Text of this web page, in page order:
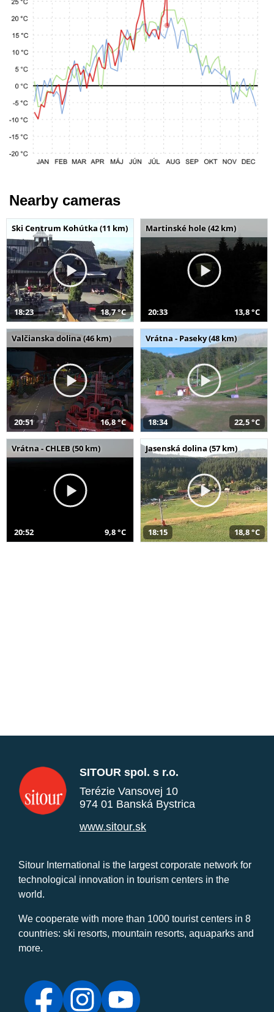
Nearby cameras
Ski Centrum Kohútka (11 km)
18:23 18,7 °C
Martinské hole (42 km)
20:33 13,8 °C
Valčianska dolina (46 km)
20:51 16,8 °C
Vrátna - Paseky (48 km)
18:34 22,5 °C
Vrátna - CHLEB (50 km)
20:52 9,8 °C
Jasenská dolina (57 km)
18:15 18,8 °C
SITOUR spol. s r.o.
Terézie Vansovej 10
974 01 Banská Bystrica
www.sitour.sk
Sitour International is the largest corporate network for
technological innovation in tourism centers in the
world.
We cooperate with more than 1000 tourist centers in 8
countries: ski resorts, mountain resorts, aquaparks and
more.